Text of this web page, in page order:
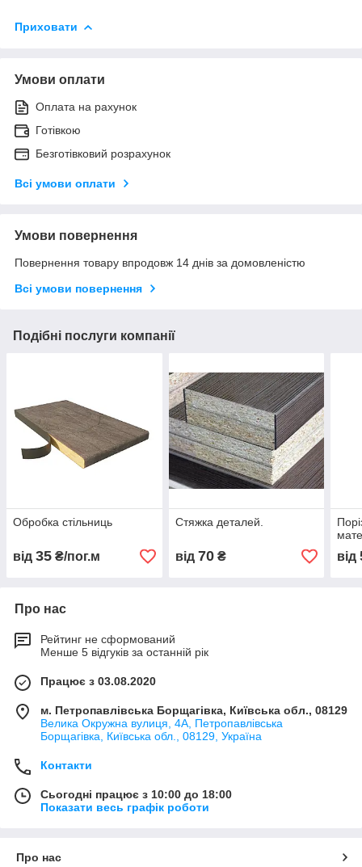
Приховати
Умови оплати
Оплата на рахунок
Готівкою
Безготівковий розрахунок
Всі умови оплати
Умови повернення
Повернення товару впродовж 14 днів за домовленістю
Всі умови повернення
Подібні послуги компанії
Обробка стільниць
від 35 ₴/пог.м
Стяжка деталей.
від 70₴ від
Про нас
Рейтинг не сформований
Менше 5 відгуків за останній рік
Працює з 03.08.2020
м. Петропавлівська Борщагівка, Київська обл., 08129
Велика Окружна вулиця, 4А, Петропавлівська
Борщагівка, Київська обл., 08129, Україна
Контакти
Сьогодні працює з 10:00 до 18:00
Показати весь графік роботи
Про нас